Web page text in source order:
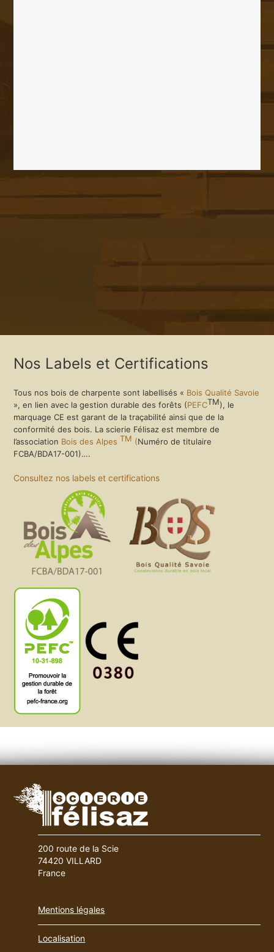
Nos Labels et Certifications
Tous nos bois de charpente sont labellisés « Bois Qualité Savoie
», en lien avec la gestion durable des forêts (PEFCTM), le
marquage CE est garant de la traçabilité ainsi que de la
conformité des bois. La scierie Félisaz est membre de
l’association Bois des Alpes TM (Numéro de titulaire
FCBA/BDA17-001)….
Consultez nos labels et certifications
200 route de la Scie
74420 VILLARD
France
Mentions légales
Localisation